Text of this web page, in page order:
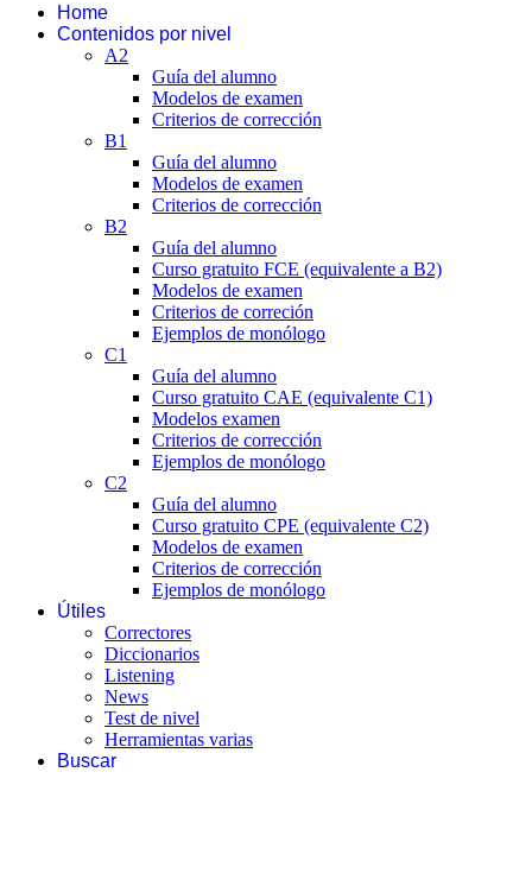
Home
Contenidos por nivel
A2
Guía del alumno
Modelos de examen
Criterios de corrección
B1
Guía del alumno
Modelos de examen
Criterios de corrección
B2
Guía del alumno
Curso gratuito FCE (equivalente a B2)
Modelos de examen
Criterios de correción
Ejemplos de monólogo
C1
Guía del alumno
Curso gratuito CAE (equivalente C1)
Modelos examen
Criterios de corrección
Ejemplos de monólogo
C2
Guía del alumno
Curso gratuito CPE (equivalente C2)
Modelos de examen
Criterios de corrección
Ejemplos de monólogo
Útiles
Correctores
Diccionarios
Listening
News
Test de nivel
Herramientas varias
Buscar